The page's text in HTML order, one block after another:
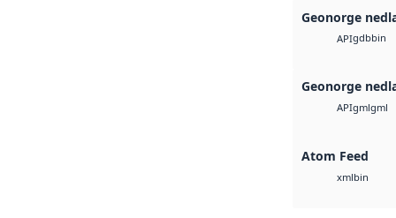
Geonorge
APIgdbbin
Geonorge
APIgmlgml
Atom Feed
xmlbin